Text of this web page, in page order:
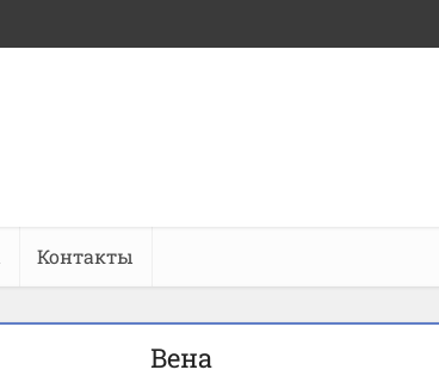
Контакты
Вена